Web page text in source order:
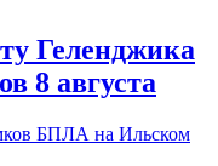
Геленджика
8 августа